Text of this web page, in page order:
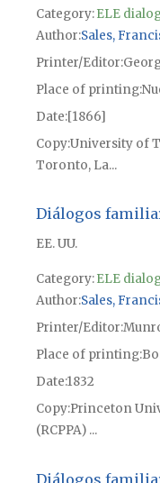
Category:ELE
Author Sales,
Printer/Editor
Place of printing
Date [1866]
CopyUniversity of
Toronto, La...
Diálogos
EE. UU.
Category:ELE
Author Sales,
Printer/Editor
Place of printing
Date1832
CopyPrinceton
(RCPPA) ...